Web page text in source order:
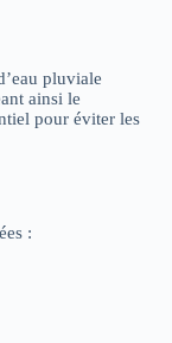
pluviale
ainsi le
pour éviter les
: